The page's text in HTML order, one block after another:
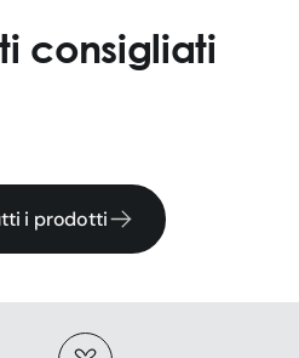
consigliati
i prodotti